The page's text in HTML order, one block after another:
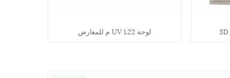
لوحة UV 1.22 م للمعارض